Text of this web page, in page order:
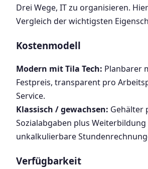
Drei Wege, IT zu organisieren.
Vergleich der wichtigsten
Kostenmodell
Modern mit Tila Tech: Planbarer
Festpreis, transparent pro
Service.
Klassisch / gewachsen: Gehälter
Sozialabgaben plus Weiterbildung
unkalkulierbare
Verfügbarkeit